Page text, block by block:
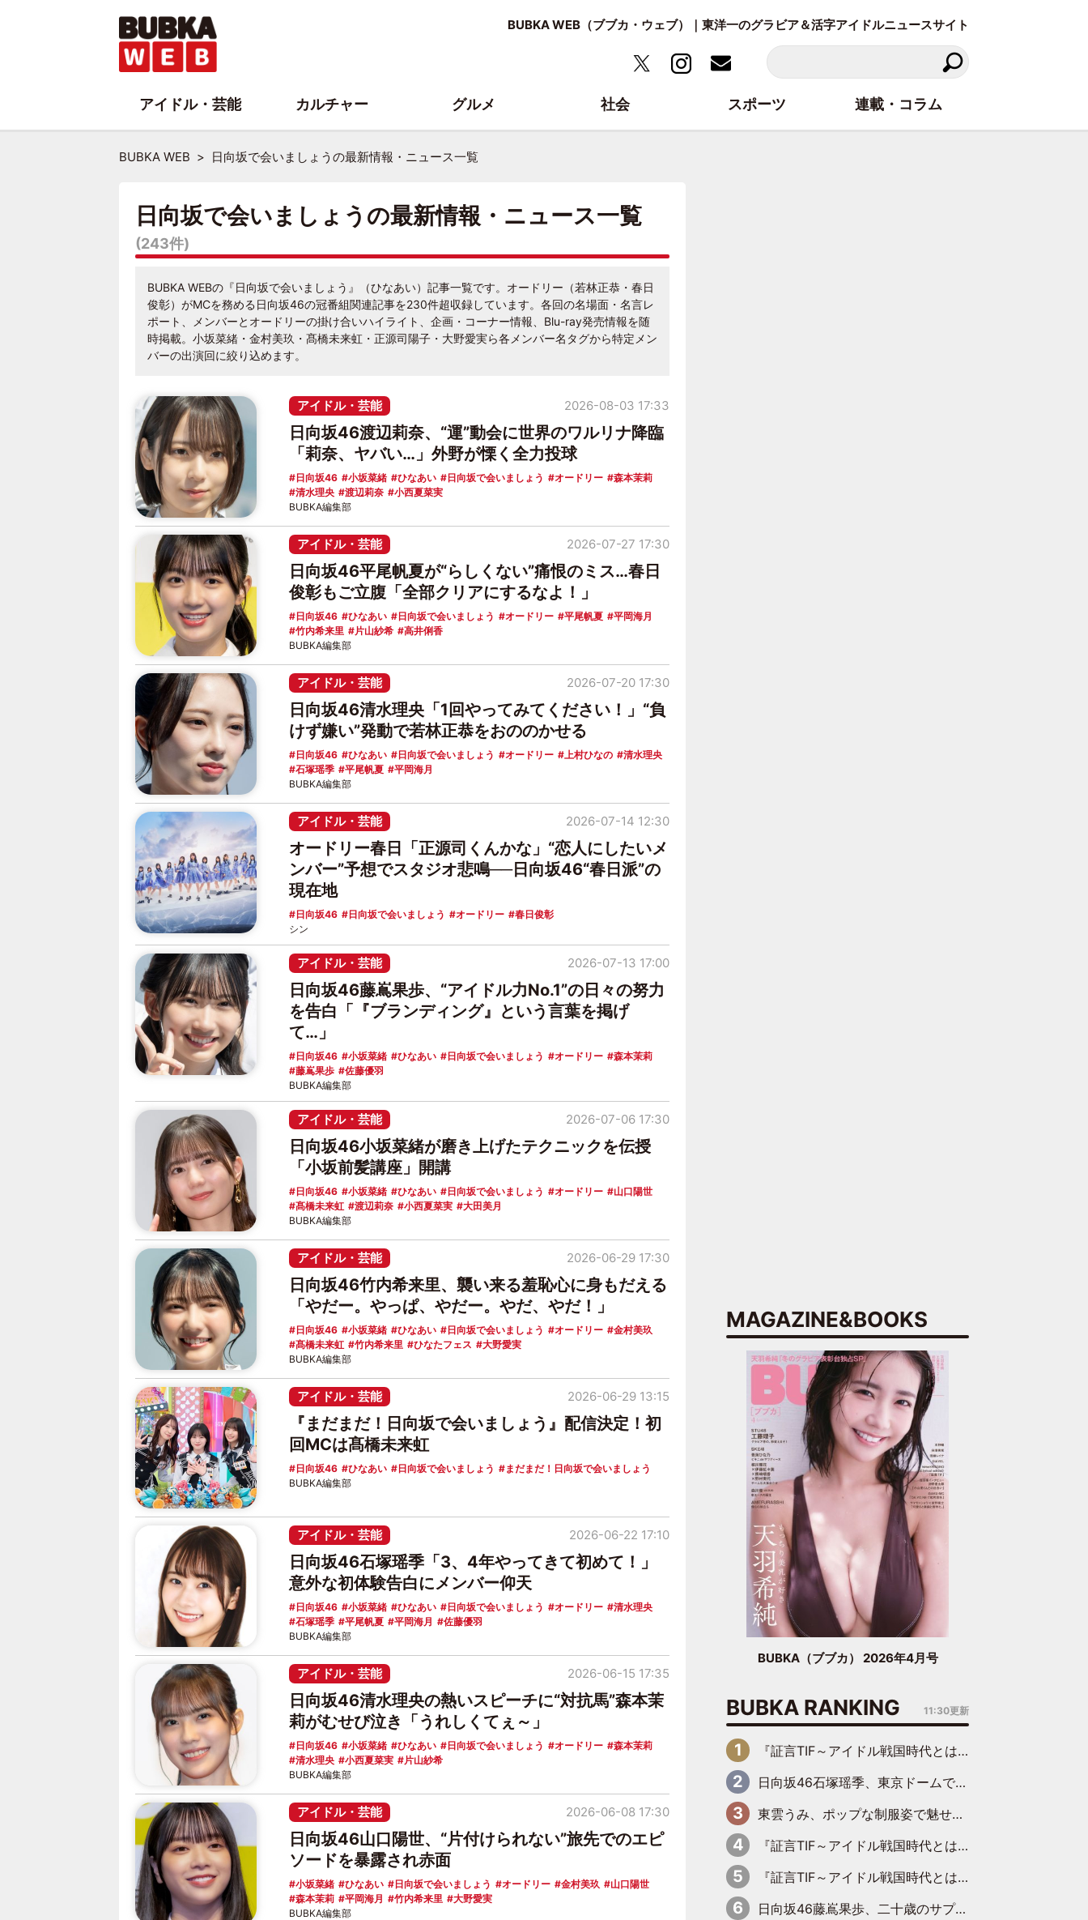
BUBKA WEB（ブブカ・ウェブ）｜東洋一のグラビア＆活字アイドルニュースサイト
BUBKA WEB 日向坂で会いましょうの最新情報・ニュース一覧
日向坂で会いましょうの最新情報・ニュース一覧
(243件)
BUBKA WEBの『日向坂で会いましょう』（ひなあい）記事一覧です。オードリー（若林正恭・春日
俊彰）がMCを務める日向坂46の冠番組関連記事を230件超収録しています。各回の名場面・名言レ
ポート、メンバーとオードリーの掛け合いハイライト、企画・コーナー情報、Blu-ray発売情報を随
時掲載。小坂菜緒・金村美玖・髙橋未来虹・正源司陽子・大野愛実ら各メンバー名タグから特定メン
バーの出演回に絞り込めます。
アイドル・芸能
日向坂46渡辺莉奈、“運”動会に世界のワルリナ降臨
「莉奈、ヤバい…」外野が慄く全力投球
日向坂46 小坂菜緒 ひなあい 日向坂で会いましょう オードリー
森本茉莉
清水理央
渡辺莉奈 小西夏菜実
2026-08-03 17:33
BUBKA編集部
アイドル・芸能
日向坂46平尾帆夏が“らしくない”痛恨のミス…春日
俊彰もご立腹「全部クリアにするなよ！」
日向坂46 ひなあい 日向坂で会いましょう オードリー 平尾帆夏
平岡海月
竹内希来里
片山紗希 高井俐香
2026-07-27 17:30
BUBKA編集部
アイドル・芸能
日向坂46清水理央「1回やってみてください！」“負
けず嫌い”発動で若林正恭をおののかせる
日向坂46 ひなあい 日向坂で会いましょう オードリー 上村ひなの
清水理央
石塚瑶季
平尾帆夏 平岡海月
2026-07-20 17:30
BUBKA編集部
アイドル・芸能
オードリー春日「正源司くんかな」“恋人にしたいメ
ンバー”予想でスタジオ悲鳴──日向坂46“春日派”の
現在地
日向坂46 日向坂で会いましょう オードリー 春日俊彰
2026-07-14 12:30
シン
アイドル・芸能
日向坂46藤嶌果歩、“アイドル力No.1”の日々の努力
を告白「『ブランディング』という言葉を掲げ
て…」
日向坂46 小坂菜緒 ひなあい 日向坂で会いましょう オードリー
森本茉莉
藤嶌果歩
佐藤優羽
2026-07-13 17:00
BUBKA編集部
アイドル・芸能
日向坂46小坂菜緒が磨き上げたテクニックを伝授
「小坂前髪講座」開講
日向坂46 小坂菜緒 ひなあい 日向坂で会いましょう オードリー
山口陽世
髙橋未来虹
渡辺莉奈 小西夏菜実 大田美月
2026-07-06 17:30
BUBKA編集部
アイドル・芸能
日向坂46竹内希来里、襲い来る羞恥心に身もだえる
「やだー。やっぱ、やだー。やだ、やだ！」
日向坂46 小坂菜緒 ひなあい 日向坂で会いましょう オードリー
金村美玖
髙橋未来虹
竹内希来里 ひなたフェス 大野愛実
2026-06-29 17:30
BUBKA編集部
アイドル・芸能
『まだまだ！日向坂で会いましょう』配信決定！初
回MCは髙橋未来虹
日向坂46 ひなあい 日向坂で会いましょう まだまだ！日向坂で会いましょう
2026-06-29 13:15
BUBKA編集部
アイドル・芸能
日向坂46石塚瑶季「3、4年やってきて初めて！」
意外な初体験告白にメンバー仰天
日向坂46 小坂菜緒 ひなあい 日向坂で会いましょう オードリー
清水理央
石塚瑶季
平尾帆夏 平岡海月 佐藤優羽
2026-06-22 17:10
BUBKA編集部
アイドル・芸能
日向坂46清水理央の熱いスピーチに“対抗馬”森本茉
莉がむせび泣き「うれしくてぇ～」
日向坂46 小坂菜緒 ひなあい 日向坂で会いましょう オードリー
森本茉莉
清水理央
小西夏菜実 片山紗希
2026-06-15 17:35
BUBKA編集部
アイドル・芸能
日向坂46山口陽世、“片付けられない”旅先でのエピ
ソードを暴露され赤面
小坂菜緒 ひなあい 日向坂で会いましょう オードリー 金村美玖
山口陽世
森本茉莉
平岡海月 竹内希来里 大野愛実
2026-06-08 17:30
BUBKA編集部
MAGAZINE&BOOKS
BUBKA（ブブカ） 2026年4月号
BUBKA RANKING 11:30更新
『証言TIF～アイドル戦国時代とはなんだったのか～』第6回：でんぱ組.inc・古川未鈴×相沢梨紗「『ハロプロやりたかったな』って言ったら、夢眠ねむさんに『てめえはでんぱ組．incなんだよ！』って肩パンされて(笑)」
日向坂46石塚瑶季、東京ドームで“観戦バレ”！ ナイツ・塙も認めた「巨人に詳しすぎるアイドル」は元VENUSスクール生で杉内コーチ推し⁉
東雲うみ、ポップな制服姿で魅せる“東雲グリーン”の正体
『証言TIF～アイドル戦国時代とはなんだったのか～』第8回：Negicco・Nao☆×Megu×Kaede「東京からオファーが来たのと、梨の皮剥きとどっちが大事なんだって」
『証言TIF～アイドル戦国時代とはなんだったのか～』第10回：さくら学院・武藤彩未×飯田らうら「正直、中3で辞めるというのを信じてなくて。そう言われてはいたけど、嘘でしょって」
日向坂46藤嶌果歩、二十歳のサプライズバースデーに大喜び「頼られる先輩になれるように努力していきたい」
アイドル・芸能 カルチャー グルメ 社会 スポーツ 連載・コラム